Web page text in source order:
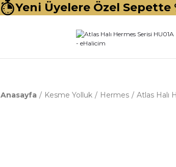
Yeni Üyelere Özel Sepette
Anasayfa Kesme Yolluk Hermes Atlas Halı